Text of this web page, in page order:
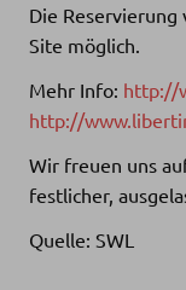
Die Reservierung
Site möglich.
Mehr Info: http://
http://
Wir freuen uns
festlicher,
Quelle: SWL